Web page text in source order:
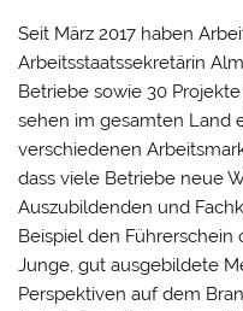
Seit März 2017 haben
Arbeitsstaatssekretärin
Betriebe sowie 30
sehen im gesamten Land
verschiedenen
dass viele Betriebe neue
Auszubildenden und
Beispiel den Führerschein
Junge, gut ausgebildete
Perspektiven auf dem